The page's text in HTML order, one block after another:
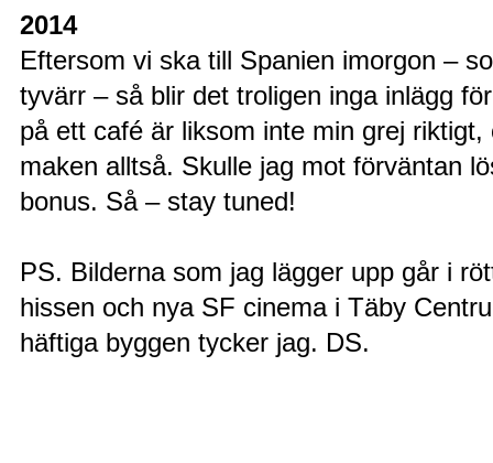
2014
Eftersom vi ska till Spanien imorgon –
tyvärr – så blir det troligen inga inlägg
på ett café är liksom inte min grej
maken alltså. Skulle jag mot förväntan
bonus. Så – stay tuned!
PS. Bilderna som jag lägger upp går i
hissen och nya SF cinema i Täby
häftiga byggen tycker jag. DS.